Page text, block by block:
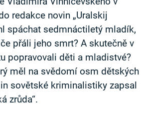
redakce novin „Uralskij
spáchat sedmnáctiletý mladík,
přáli jeho smrt? A skutečně v
popravovali děti a mladistvé?
měl na svědomí osm dětských
sovětské kriminalistiky zapsal
zrůda“.